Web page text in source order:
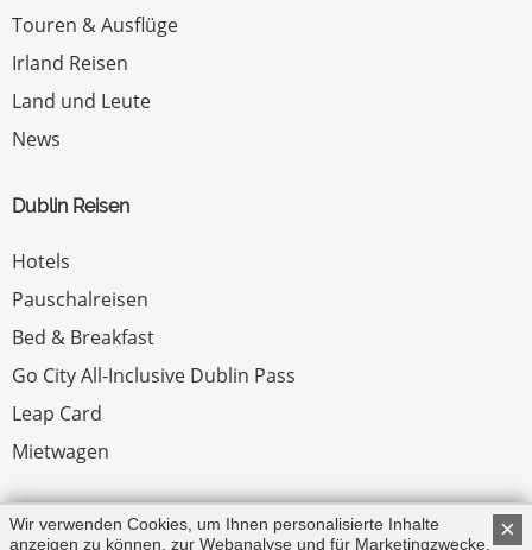
Touren & Ausflüge
Irland Reisen
Land und Leute
News
Dublin Reisen
Hotels
Pauschalreisen
Bed & Breakfast
Go City All-Inclusive Dublin Pass
Leap Card
Mietwagen
Rechtliches ×
Wir verwenden Cookies, um Ihnen personalisierte Inhalte
anzeigen zu können, zur Webanalyse und für Marketingzwecke.